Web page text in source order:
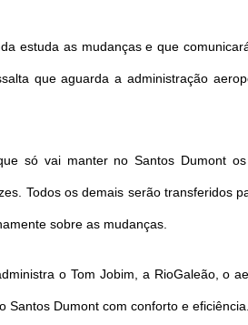
estuda as mudanças e que
que aguarda a administração
só vai manter no Santos Dumont
Todos os demais serão transferidos
sobre as mudanças.
o Tom Jobim, a RioGaleão, o
Santos Dumont com conforto e eficiência.